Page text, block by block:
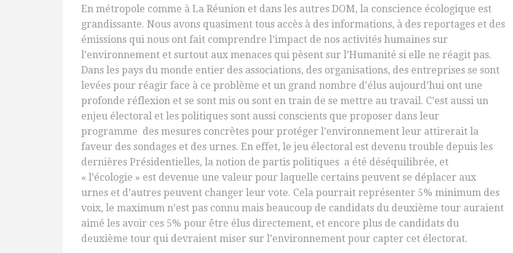
En métropole comme à La Réunion et dans les autres DOM, la conscience écologique est
grandissante. Nous avons quasiment tous accès à des informations, à des reportages et des
émissions qui nous ont fait comprendre l’impact de nos activités humaines sur
l’environnement et surtout aux menaces qui pèsent sur l’Humanité si elle ne réagit pas.
Dans les pays du monde entier des associations, des organisations, des entreprises se sont
levées pour réagir face à ce problème et un grand nombre d’élus aujourd’hui ont une
profonde réflexion et se sont mis ou sont en train de se mettre au travail. C’est aussi un
enjeu électoral et les politiques sont aussi conscients que proposer dans leur
programme des mesures concrètes pour protéger l’environnement leur attirerait la
faveur des sondages et des urnes. En effet, le jeu électoral est devenu trouble depuis les
dernières Présidentielles, la notion de partis politiques a été déséquilibrée, et
« l’écologie » est devenue une valeur pour laquelle certains peuvent se déplacer aux
urnes et d’autres peuvent changer leur vote. Cela pourrait représenter 5% minimum des
voix, le maximum n’est pas connu mais beaucoup de candidats du deuxième tour auraient
aimé les avoir ces 5% pour être élus directement, et encore plus de candidats du
deuxième tour qui devraient miser sur l’environnement pour capter cet électorat.